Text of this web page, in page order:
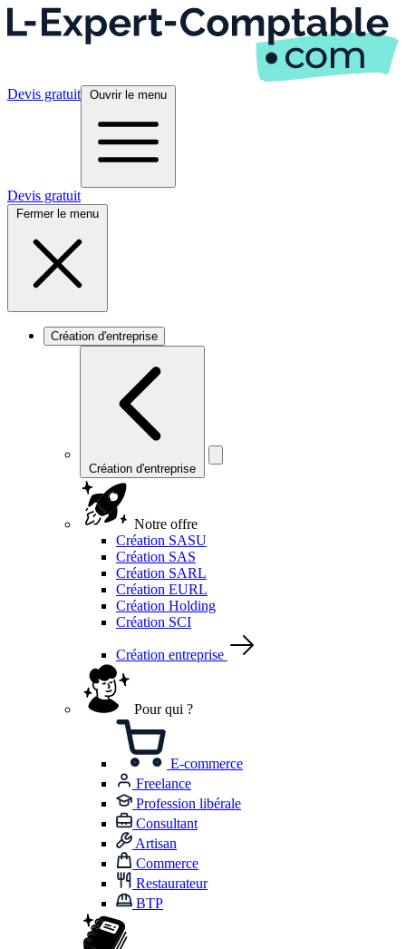
Devis gratuit Ouvrir le menu
Devis gratuit
Fermer le menu
Création d'entreprise
Création d'entreprise
Notre offre
Création SASU
Création SAS
Création SARL
Création EURL
Création Holding
Création SCI
Création entreprise
Pour qui ?
E-commerce
Freelance
Profession libérale
Consultant
Artisan
Commerce
Restaurateur
BTP